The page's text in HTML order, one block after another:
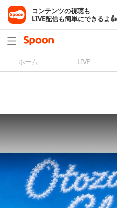
コンテンツの視聴も
LIVE配信も簡単にできるよ👍
ホーム LIVE